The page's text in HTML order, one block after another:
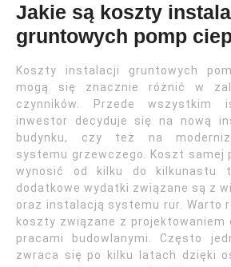
Jakie są koszty
gruntowych pomp
Koszty instalacji gruntowych
mogą się znacznie różnić w
czynników. Przede
inwestor decyduje się na nową
budynku, czy też na
systemu grzewczego. Koszt samej
wynosić od kilku do kilkunastu
dodatkowe wydatki związane są z
oraz instalacją systemu rur. Warto
koszty związane z projektowaniem
pracami budowlanymi. Często
zwraca się po kilku latach dzięki